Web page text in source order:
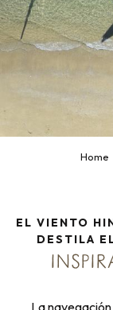
Home
EL VIENTO
DESTILA
La